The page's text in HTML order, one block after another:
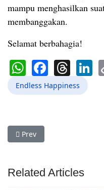
mampu menghasilkan
membanggakan.
Selamat berbahagia!
WhatsApp
Endless Happiness
Previous article: Public
Prev
Related Articles